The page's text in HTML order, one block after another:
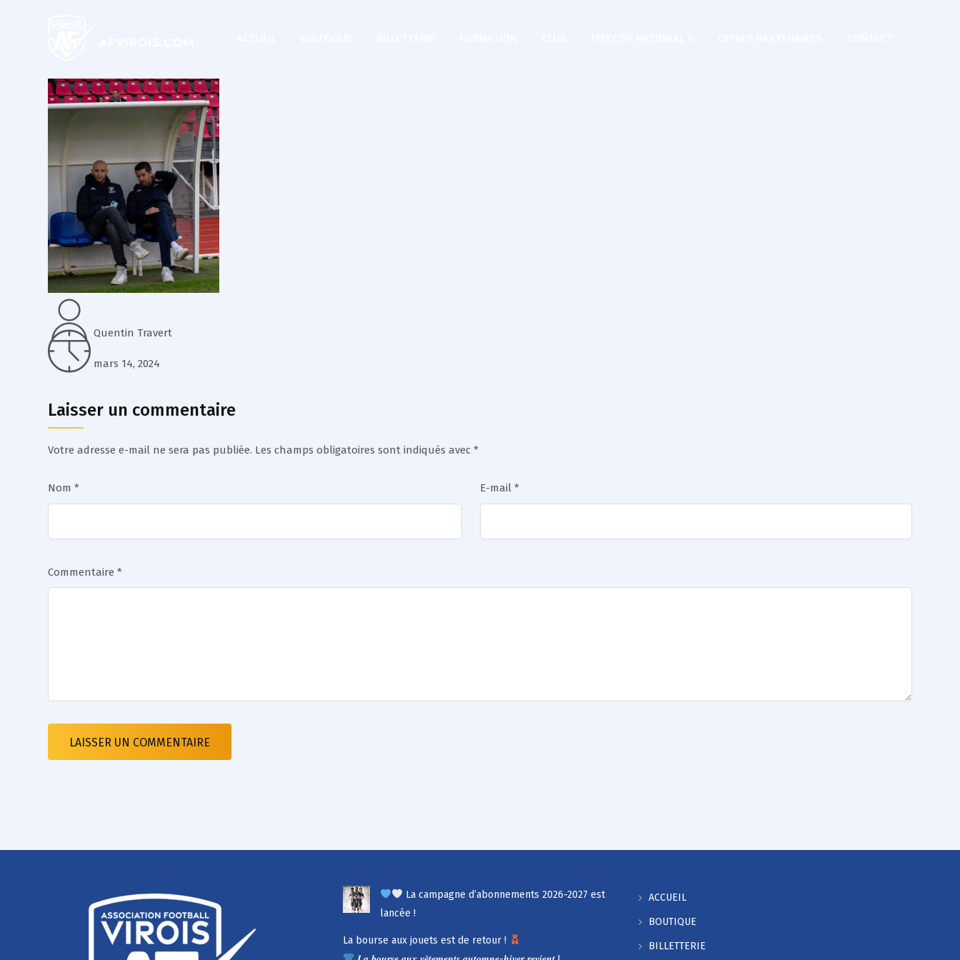
Quentin Travert
mars 14, 2024
Laisser un commentaire
Votre adresse e-mail ne sera pas publiée. Les champs obligatoires sont indiqués avec *
Nom * E-mail *
Commentaire *
La campagne d’abonnements 2026-2027 est
lancée !
La bourse aux jouets est de retour !
ACCUEIL
BOUTIQUE
BILLETTERIE